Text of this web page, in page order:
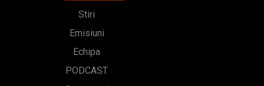
Stiri
Emisiuni
Echipa
PODCAST